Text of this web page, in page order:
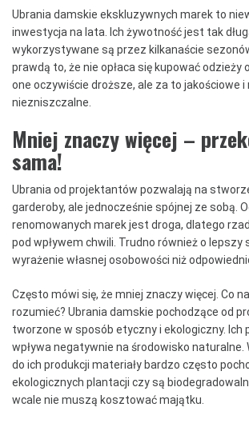
Ubrania damskie ekskluzywnych marek to
inwestycja na lata. Ich żywotność jest tak
wykorzystywane są przez kilkanaście
prawdą to, że nie opłaca się kupować odzieży
one oczywiście droższe, ale za to jakościowe i
niezniszczalne.
Mniej znaczy więcej –
sama!
Ubrania od projektantów pozwalają na
garderoby, ale jednocześnie spójnej ze sobą.
renomowanych marek jest droga, dlatego
pod wpływem chwili. Trudno również o lepszy
wyrażenie własnej osobowości niż
Często mówi się, że mniej znaczy więcej. Co
rozumieć? Ubrania damskie pochodzące od
tworzone w sposób etyczny i ekologiczny. Ich
wpływa negatywnie na środowisko naturalne.
do ich produkcji materiały bardzo często
ekologicznych plantacji czy są
wcale nie muszą kosztować majątku.